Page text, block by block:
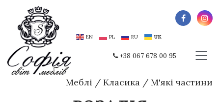
EN PL RU UK
+38 067 678 00 95
Меблі / Класика / М'які частини